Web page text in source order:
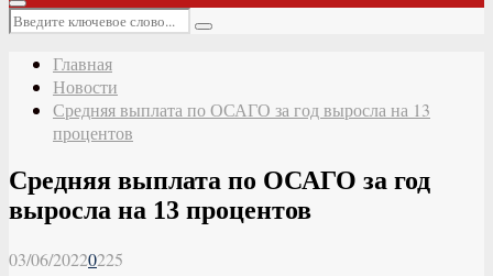
Основное
меню
Искать:
Поиск
Главная
Новости
Средняя выплата по ОСАГО за год выросла на 13
процентов
Средняя выплата по ОСАГО за год
выросла на 13 процентов
03/06/20220225